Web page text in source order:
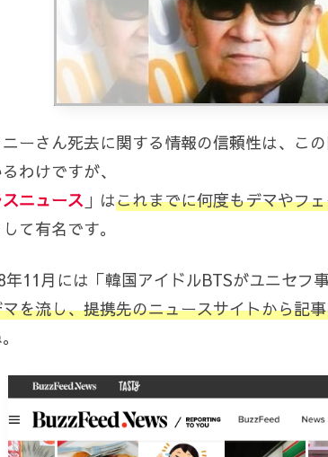
ーさん死去に関する情報の信頼性は、こ
わけですが、
ニュース 」はこれまでに何度もデマやフ
て有名です。
年11月には「韓国アイドルBTSがユニセフ
を流し、提携先のニュースサイトから記